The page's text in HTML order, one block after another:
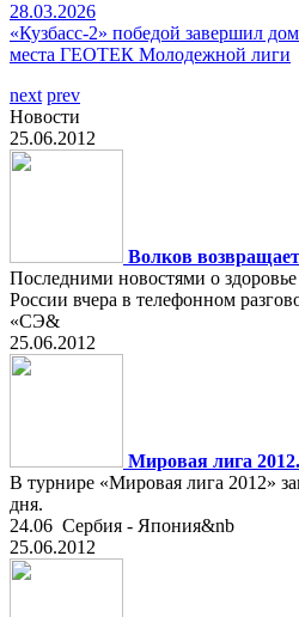
28.03.2026
«Кузбасс-2» победой завершил
места ГЕОТЕК Молодежной лиги
next prev
Новости
25.06.2012
Волков
Последними новостями о
России вчера в телефонном
«СЭ&
25.06.2012
Мировая лига
В турнире «Мировая лига 2012»
дня.
24.06 Сербия - Япония&nb
25.06.2012